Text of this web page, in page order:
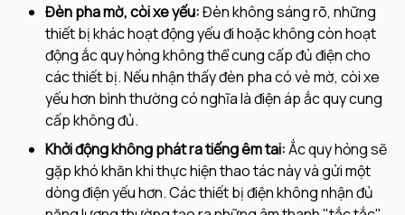
Đèn pha mờ, còi xe yếu:Đèn không sáng rõ, những
thiết bị khác hoạt động yếu đi hoặc không còn hoạt
động ắc quy hỏng không thể cung cấp đủ điện cho
các thiết bị. Nếu nhận thấy đèn pha có vẻ mờ, còi xe
yếu hơn bình thường có nghĩa là điện áp ắc quy cung
cấp không đủ.
Khởi động không phát ra tiếng êm tai:Ắc quy hỏng sẽ
gặp khó khăn khi thực hiện thao tác này và gửi một
dòng điện yếu hơn. Các thiết bị điện không nhận đủ